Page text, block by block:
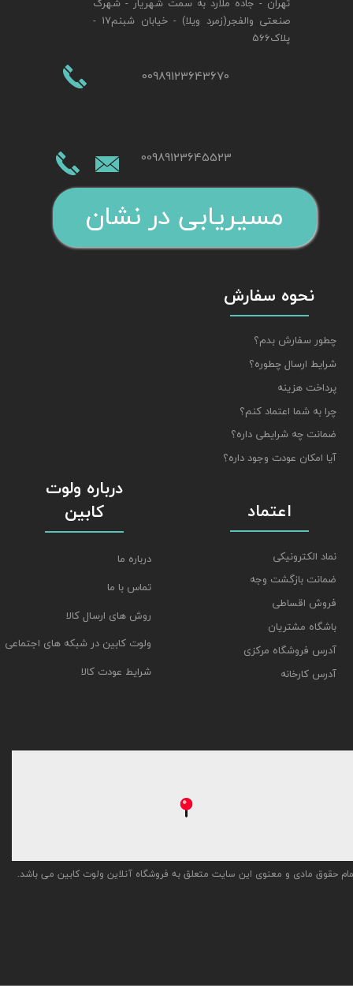
صنعتی والفجر(زمرد ویلا) - خیابان شبنم17 -
پلاک566
00989123645523
00989123643670
مسیریابی در نشان
نحوه سفارش
چطور سفارش بدم؟
شرایط ارسال چطوره؟
پرداخت هزینه
چرا به شما اعتماد کنم؟
ضمانت چه شرایطی داره؟
آیا امکان عودت وجود داره؟
حقوق مادی و معنوی این سایت متعلق به فروشگاه آنلاین ولوت کابین می باشد.
اعتماد
نماد الکترونیکی
ضمانت بازگشت وجه
فروش اقساطی
باشگاه مشتریان
آدرس فروشگاه مرکزی
آدرس کارخانه
درباره ولوت
کابین
درباره ما
تماس با ما
روش های ارسال کالا
ولوت کابین در شبکه های اجتماعی
شرایط عودت کالا